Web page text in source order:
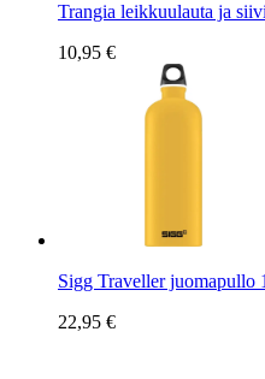
Trangia leikkuulauta ja
10,95 €
Sigg Traveller juomapullo
22,95 €